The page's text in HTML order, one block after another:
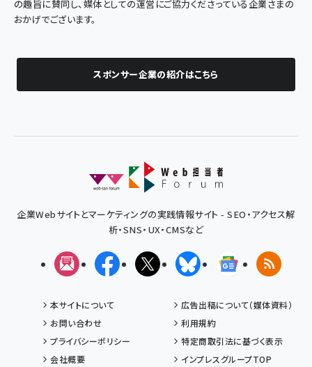
の趣旨に賛同し、媒体としての運営にご協力くださっている企業さまの
おかげでございます。
スポンサー企業の紹介はこちら
企業Webサイトとマーケティングの実践情報サイト - SEO・アクセス解
析・SNS・UX・CMSなど
メルマガFacebookX(エックス)BlueskyGoogleニュ
RSS
本サイトについて
広告出稿について（媒体資料）
お問い合わせ
利用規約
プライバシーポリシー
特定商取引法に基づく表示
会社概要
インプレスグループTOP